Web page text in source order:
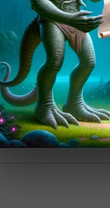
man erst,
Dieses wurde
und schnell
es nicht!